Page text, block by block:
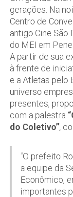
gerações. Na
Centro de
antigo Cine São
do MEI em
A partir de sua
à frente de
e a Atletas pelo
universo
presentes,
com a palestra
do Coletivo”,
“O prefeito
a equipe da
Econômico,
importantes